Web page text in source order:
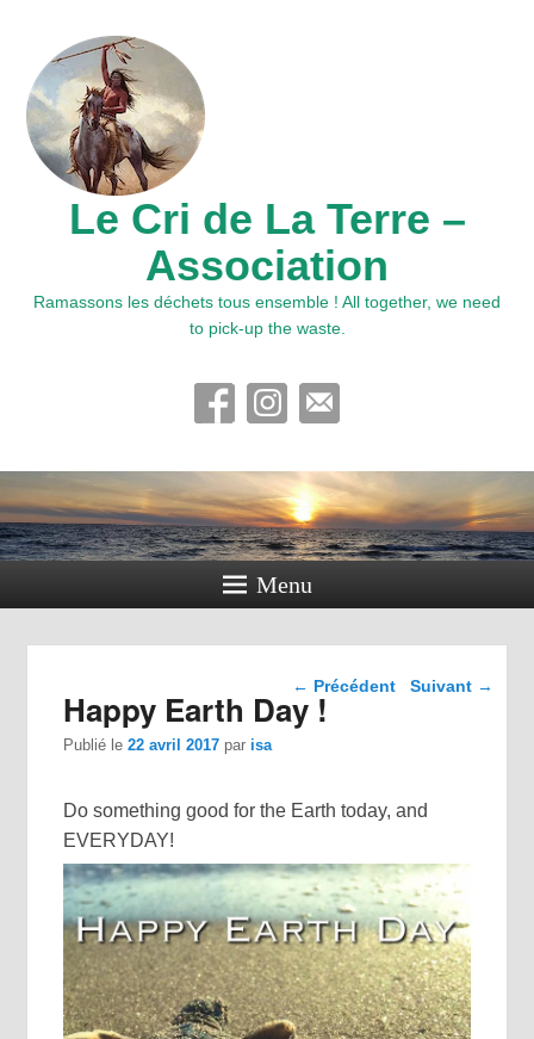
Le Cri de La Terre –
Association
Ramassons les déchets tous ensemble ! All together, we need
to pick-up the waste.
Menu
Navigation dans les
← Précédent Suivant →
Happy Earth Day !
Publié le22 avril 2017 par isa
Do something good for the Earth today, and
EVERYDAY!